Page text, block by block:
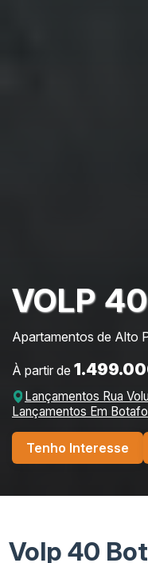
VOLP
Apartamentos de Alto
À partir de
Lançamentos Rua
Lançamentos Em
Tenho Interesse
Volp 40